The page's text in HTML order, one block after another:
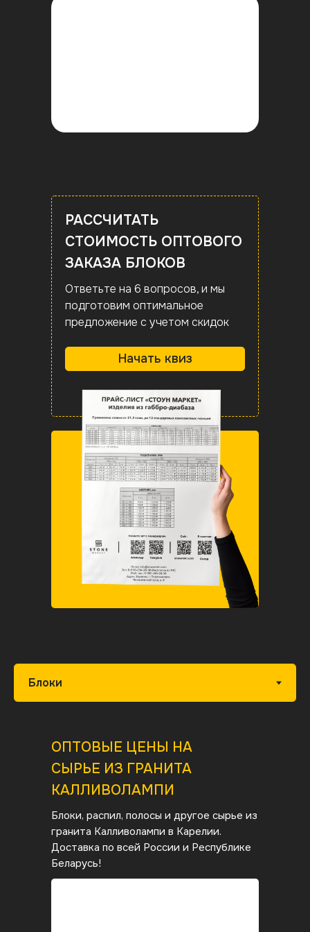
Начать квиз
РАССЧИТАТЬ
СТОИМОСТЬ ОПТОВОГО
ЗАКАЗА БЛОКОВ
Ответьте на 6 вопросов, и мы
подготовим оптимальное
предложение с учетом скидок
ОПТОВЫЕ ЦЕНЫ НА
СЫРЬЕ ИЗ ГРАНИТА
КАЛЛИВОЛАМПИ
Блоки, распил, полосы и другое сырье из
гранита Калливолампи в Карелии.
Доставка по всей России и Республике
Беларусь!